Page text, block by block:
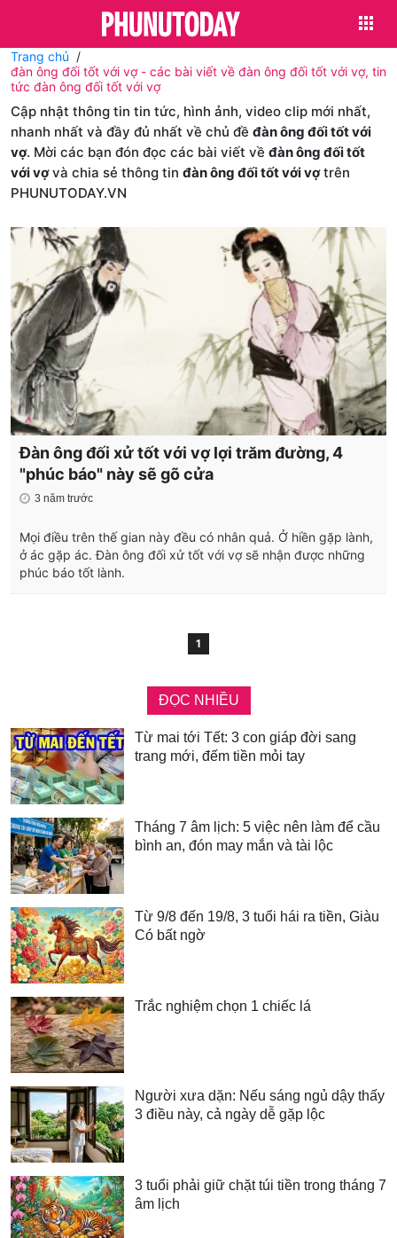
Trang chủ
đàn ông đối tốt với vợ - các bài viết về đàn ông đối tốt với vợ, tin
tức đàn ông đối tốt với vợ
Cập nhật thông tin tin tức, hình ảnh, video clip mới nhất,
nhanh nhất và đầy đủ nhất về chủ đề đàn ông đối tốt với
vợ. Mời các bạn đón đọc các bài viết về đàn ông đối tốt
với vợvà chia sẻ thông tin đàn ông đối tốt với vợtrên
PHUNUTODAY.VN
Đàn ông đối xử tốt với vợ lợi trăm đường, 4
"phúc báo" này sẽ gõ cửa
3 năm trước
Mọi điều trên thế gian này đều có nhân quả. Ở hiền gặp lành,
ở ác gặp ác. Đàn ông đối xử tốt với vợ sẽ nhận được những
phúc báo tốt lành.
1
ĐỌC NHIỀU
Từ mai tới Tết: 3 con giáp đời sang
trang mới, đếm tiền mỏi tay
Tháng 7 âm lịch: 5 việc nên làm để cầu
bình an, đón may mắn và tài lộc
Từ 9/8 đến 19/8, 3 tuổi hái ra tiền, Giàu
Có bất ngờ
Trắc nghiệm chọn 1 chiếc lá
Người xưa dặn: Nếu sáng ngủ dậy thấy
3 điều này, cả ngày dễ gặp lộc
3 tuổi phải giữ chặt túi tiền trong tháng 7
âm lịch